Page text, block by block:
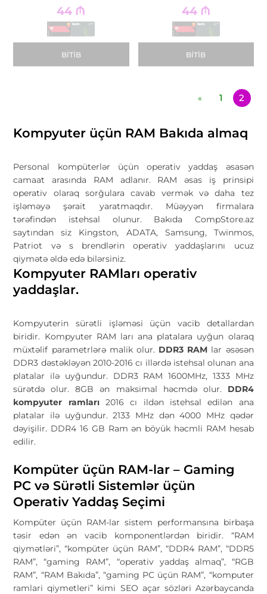
44 ₼
BITIB
44 ₼
BITIB
« 1 2
Kompyuter üçün RAM Bakıda almaq
Personal kompüterlər üçün operativ yaddaş əsasən
camaat arasında RAM adlanır. RAM əsas iş prinsipi
operativ olaraq sorğulara cavab vermək və daha tez
işləməyə şərait yaratmaqdır. Müəyyən firmalara
tərəfindən istehsal olunur. Bakıda CompStore.az
saytından siz Kingston, ADATA, Samsung, Twinmos,
Patriot və s brendlərin operativ yaddaşlarını ucuz
qiymətə əldə edə bilərsiniz.
Kompyuter RAMları operativ
yaddaşlar.
Kompyuterin sürətli işləməsi üçün vacib detallardan
biridir. Kompyuter RAM ları ana platalara uyğun olaraq
müxtəlif parametrlərə malik olur. DDR3 RAM lar əsəsən
DDR3 dəstəkləyən 2010-2016 cı illərdə istehsal olunan ana
platalar ilə uyğundur. DDR3 RAM 1600MHz, 1333 MHz
sürətdə olur. 8GB ən maksimal həcmdə olur. DDR4
kompyuter ramları2016 cı ildən istehsal edilən ana
platalar ilə uyğundur. 2133 MHz dən 4000 MHz qədər
dəyişilir. DDR4 16 GB Ram ən böyük həcmli RAM hesab
edilir.
Kompüter üçün RAM-lar – Gaming
PC və Sürətli Sistemlər üçün
Operativ Yaddaş Seçimi
Kompüter üçün RAM-lar sistem performansına birbaşa
təsir edən ən vacib komponentlərdən biridir. “RAM
qiymətləri”, “kompüter üçün RAM”, “DDR4 RAM”, “DDR5
RAM”, “gaming RAM”, “operativ yaddaş almaq”, “RGB
RAM”, “RAM Bakıda”, “gaming PC üçün RAM”, “komputer
ramlari qiymetleri” kimi SEO açar sözləri Azərbaycanda